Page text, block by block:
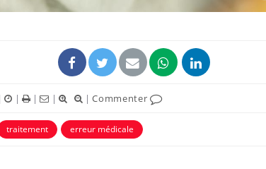
| | | | |Commenter
traitement erreur médicale